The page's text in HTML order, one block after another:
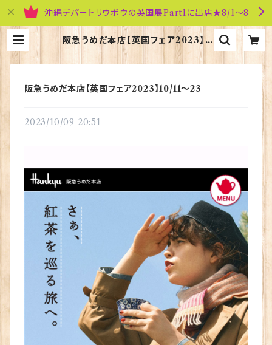
沖縄デパートリウボウの英国展Part1に出店★8/1～8
阪急うめだ本店【英国フェア2023】1
0/11～23 | 英国雑貨専門店ブリティ
ッシュ・ライフ
阪急うめだ本店【英国フェア2023】10/11～23
2023/10/09 20:51